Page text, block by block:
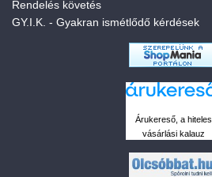
Rendelés követés
GY.I.K. - Gyakran ismétlődő kérdések
Árukereső, a hiteles
vásárlási kalauz